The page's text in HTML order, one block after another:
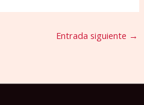
Entrada siguiente →